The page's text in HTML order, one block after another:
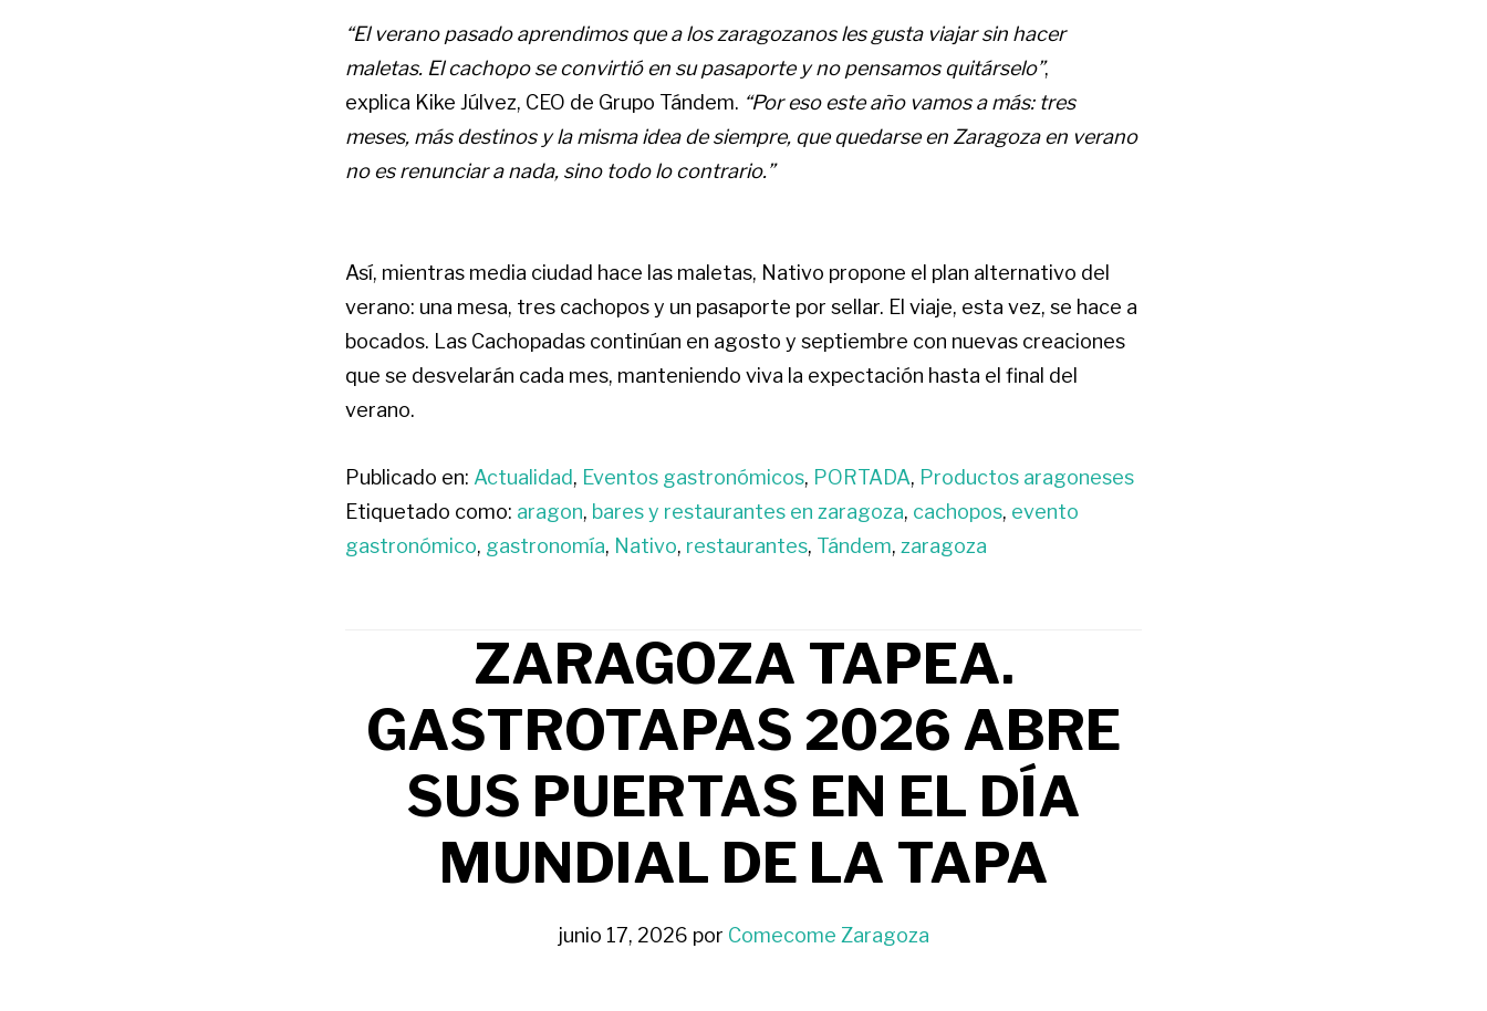
“El verano pasado aprendimos que a los zaragozanos les gusta viajar sin hacer
maletas. El cachopo se convirtió en su pasaporte y no pensamos quitárselo”,
explica Kike Júlvez, CEO de Grupo Tándem. “Por eso este año vamos a más: tres
meses, más destinos y la misma idea de siempre, que quedarse en Zaragoza en verano
no es renunciar a nada, sino todo lo contrario.”
Así, mientras media ciudad hace las maletas, Nativo propone el plan alternativo del
verano: una mesa, tres cachopos y un pasaporte por sellar. El viaje, esta vez, se hace a
bocados. Las Cachopadas continúan en agosto y septiembre con nuevas creaciones
que se desvelarán cada mes, manteniendo viva la expectación hasta el final del
verano.
Publicado en: Actualidad, Eventos gastronómicos, PORTADA, Productos aragoneses
Etiquetado como: aragon, bares y restaurantes en zaragoza, cachopos, evento
gastronómico, gastronomía, Nativo, restaurantes, Tándem, zaragoza
ZARAGOZA TAPEA.
GASTROTAPAS 2026 ABRE
SUS PUERTAS EN EL DÍA
MUNDIAL DE LA TAPA
junio 17, 2026 por Comecome Zaragoza